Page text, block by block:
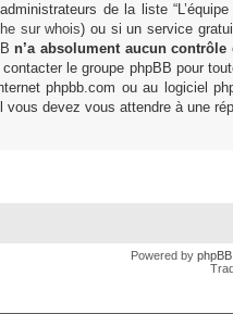
de la liste
sur whois) ou si un service
n’a absolument aucun contrôle
le groupe phpBB pour
phpbb.com ou au logiciel
devez vous attendre à une
Powered by phpBB